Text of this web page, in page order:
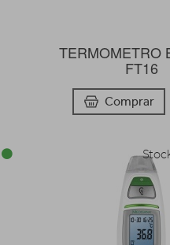
TERMOMETRO
FT16
Comprar